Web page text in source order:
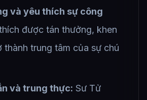
và yêu thích sự công
được tán thưởng, khen
thành trung tâm của sự chú
và trung thực: Sư Tử